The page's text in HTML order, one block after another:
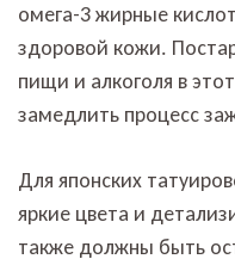
омега-3 жирные
здоровой кожи.
пищи и алкоголя в
замедлить процесс
Для японских
яркие цвета и
также должны быть